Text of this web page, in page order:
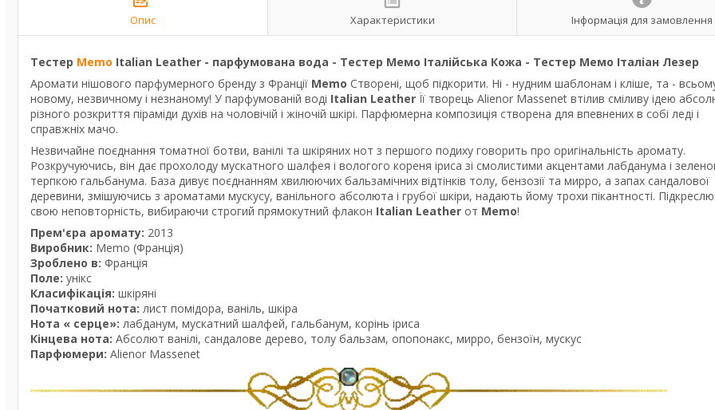
Опис Характеристики Інформація для замовлення
Тестер Memo Italian Leather - парфумована вода - Тестер Мемо Італійська Кожа - Тестер Мемо Італіан Лезер
Аромати нішового парфумерного бренду з Франції Memo Створені, щоб підкорити. Ні - нудним шаблонам і кліше, та -
новому, незвичному і незнаному! У парфумованій воді Italian Leather Її творець Alienor Massenet втілив сміливу ідею
різного розкриття піраміди духів на чоловічій і жіночій шкірі. Парфюмерна композиція створена для впевнених в собі леді і
справжніх мачо.
Незвичайне поєднання томатної ботви, ванілі та шкіряних нот з першого подиху говорить про оригінальність аромату.
Розкручуючись, він дає прохолоду мускатного шалфея і вологого кореня іриса зі смолистими акцентами лабданума і
терпкою гальбанума. База дивує поєднанням хвилюючих бальзамічних відтінків толу, бензозії та мирро, а запах сандалової
деревини, змішуючись з ароматами мускусу, ванільного абсолюта і грубої шкіри, надають йому трохи пікантності.
свою неповторність, вибираючи строгий прямокутний флакон Italian Leather от Memo!
Прем'єра аромату: 2013
Виробник: Memo (Франція)
Зроблено в: Франція
Поле: унікс
Класифікація: шкіряні
Початковий нота: лист помідора, ваніль, шкіра
Нота « серце»: лабданум, мускатний шалфей, гальбанум, корінь іриса
Кінцева нота: Абсолют ванілі, сандалове дерево, толу бальзам, опопонакс, мирро, бензоїн, мускус
Парфюмери: Alienor Massenet